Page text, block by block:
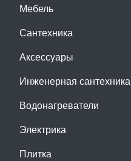
Мебель
Сантехника
Аксессуары
Инженерная сантехника
Водонагреватели
Электрика
Плитка